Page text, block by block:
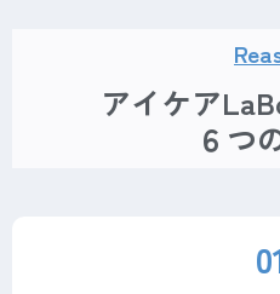
アイケア
６つ